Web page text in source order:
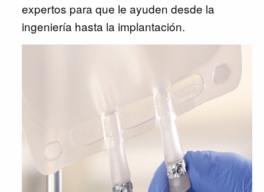
expertos para que le ayuden desde la
ingeniería hasta la implantación.